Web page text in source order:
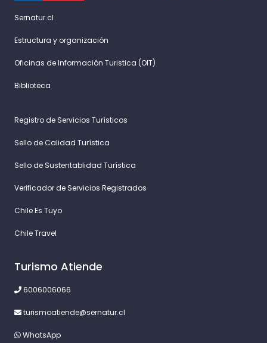
Sernatur.cl
Estructura y organización
Oficinas de Información Turistica (OIT)
Biblioteca
Registro de Servicios Turísticos
Sello de Calidad Turística
Sello de Sustentablidad Turística
Verificador de Servicios Registrados
Chile Es Tuyo
Chile Travel
Turismo Atiende
6006006066
turismoatiende@sernatur.cl
WhatsApp